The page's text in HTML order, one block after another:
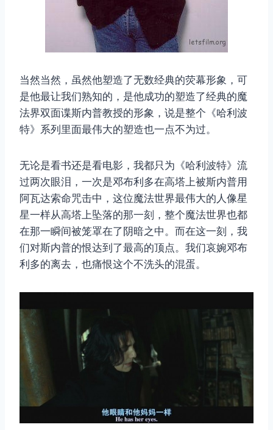
当然当然，虽然他塑造了无数经典的荧幕形象，可
是他最让我们熟知的，是他成功的塑造了经典的魔
法界双面谍斯内普教授的形象，说是整个《哈利波
特》系列里面最伟大的塑造也一点不为过。
无论是看书还是看电影，我都只为《哈利波特》流
过两次眼泪，一次是邓布利多在高塔上被斯内普用
阿瓦达索命咒击中，这位魔法世界最伟大的人像星
星一样从高塔上坠落的那一刻，整个魔法世界也都
在那一瞬间被笼罩在了阴暗之中。而在这一刻，我
们对斯内普的恨达到了最高的顶点。我们哀婉邓布
利多的离去，也痛恨这个不洗头的混蛋。